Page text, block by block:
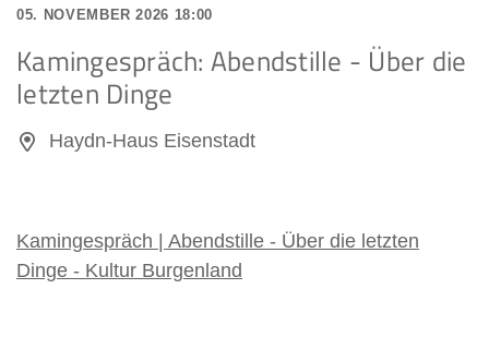
05. NOVEMBER 2026 18:00
Kamingespräch: Abendstille - Über die
letzten Dinge
Haydn-Haus Eisenstadt
Kamingespräch | Abendstille - Über die letzten
Dinge - Kultur Burgenland